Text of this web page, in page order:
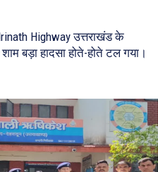
Highway उत्तराखंड के
शाम बड़ा हादसा होते-होते टल गया।